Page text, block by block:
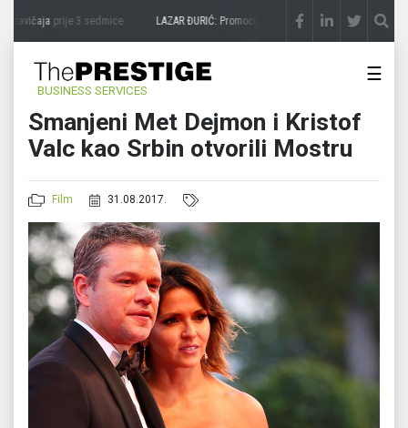
zavičajaprije 3 sedmice LAZAR ĐURIĆ: Promocija potencijal pretvara u destinaciju
BUSINESS SERVICES
☰
Smanjeni Met Dejmon i Kristof
Valc kao Srbin otvorili Mostru
Film 31.08.2017.